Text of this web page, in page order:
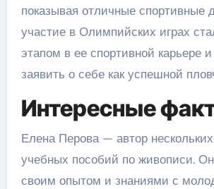
показывая отличные спортивные
участие в Олимпийских играх
этапом в ее спортивной карьере
заявить о себе как успешной
Интересные
Елена Перова — автор нескольких
учебных пособий по живописи.
своим опытом и знаниями с